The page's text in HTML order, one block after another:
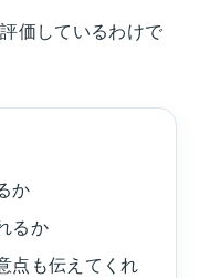
価しているわけで
か
るか
点も伝えてくれ